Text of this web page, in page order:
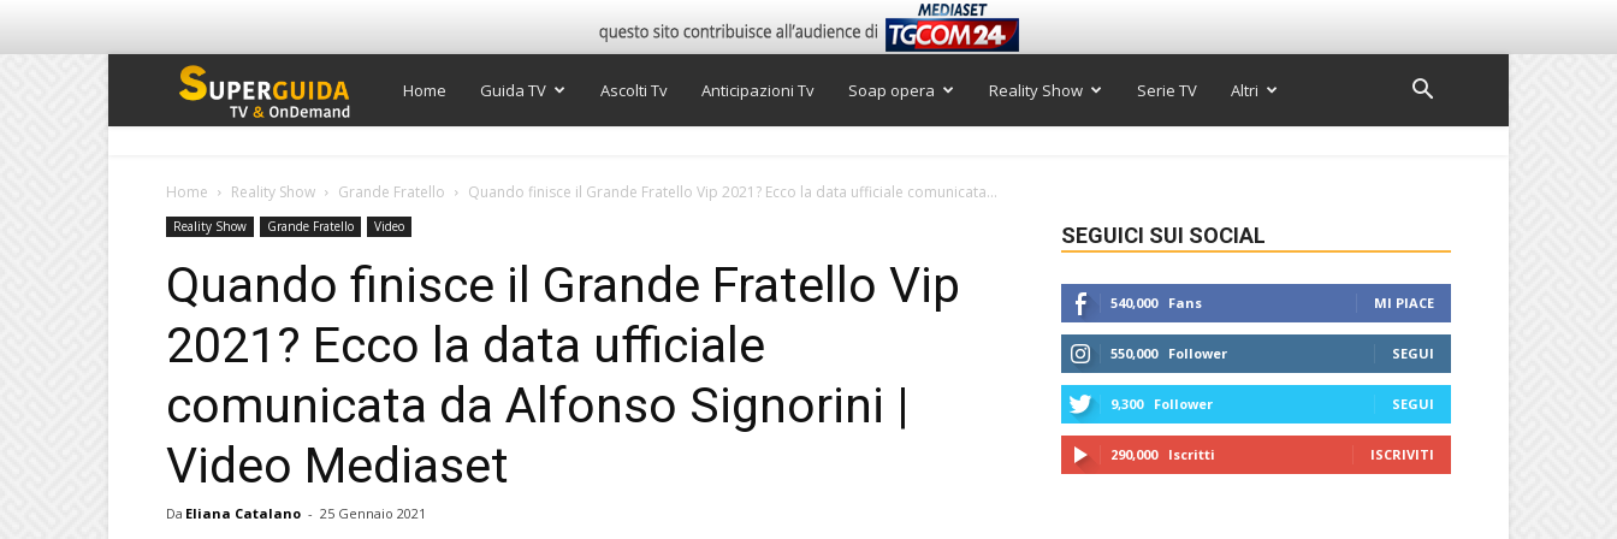
Super
TV
Home Guida TV Ascolti Tv Anticipazioni Tv Soap opera Reality Show Serie TV Altri
Home Reality Show Grande Fratello Quando finisce il Grande Fratello Vip 2021? Ecco la data ufficiale comunicata...
Reality Show Grande Fratello Video
Quando finisce il Grande Fratello Vip
2021? Ecco la data ufficiale
comunicata da Alfonso Signorini |
Video Mediaset
Da Eliana Catalano - 25 Gennaio 2021
SEGUICI SUI SOCIAL
540,000 Fans MI PIACE
550,000 Follower SEGUI
9,300 Follower SEGUI
290,000 Iscritti ISCRIVITI